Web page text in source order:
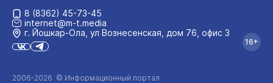
2006-2026 © Информационный портал
8 (8362) 45-73-45
internet@m-t.media
г. Йошкар‑Ола, ул Вознесенская, дом 76, офис 3
16+